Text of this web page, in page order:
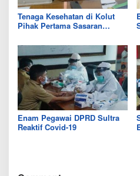
Tenaga Kesehatan di Kolut
Pihak Pertama Sasaran
Enam Pegawai DPRD Sultra
Reaktif Covid-19